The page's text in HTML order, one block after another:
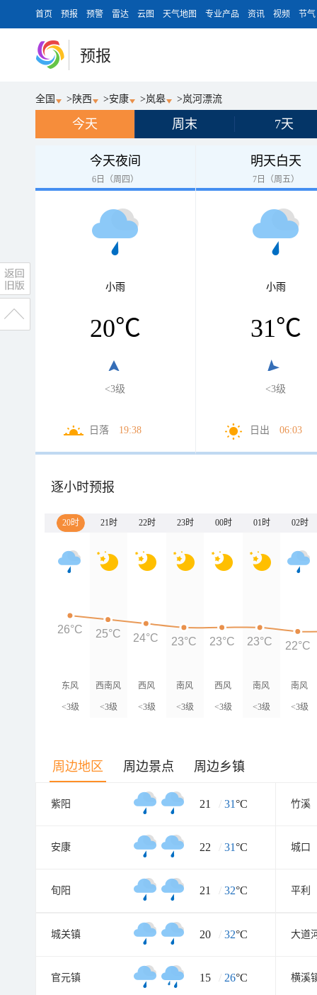
首页 预报 预警 雷达 云图 天气地图 专业产品 资讯 视频 节气
预报
全国 > 陕西 >安康 >岚皋 >岚河漂流
今天 周末 7天
今天夜间
6日（周四）
小雨
20℃
<3级
日落 19:38
明天白天
7日（周五）
小雨
31℃
<3级
日出 06:03
逐小时预报
20时 21时 22时 23时 00时 01时 02时
东风
<3级
西南风
<3级
西风
<3级
南风
<3级
西风
<3级
南风
<3级
南风
<3级
26°C 25°C 24°C 23°C 23°C 23°C 22°C
周边地区 周边景点 周边乡镇
紫阳 21 / 31°C 竹溪
安康 22 / 31°C 城口
旬阳 21 / 32°C 平利
城关镇 20 / 32°C 大道
官元镇 15 / 26°C 横溪